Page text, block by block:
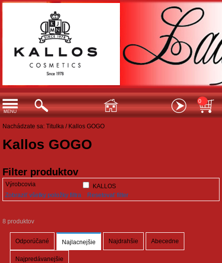
0
Nachádzate sa: Titulka / Kallos GOGO
Kallos GOGO
Filter produktov
Výrobcovia
KALLOS
Zobraziť všetky položky filtra
Resetovať filter
8 produktov
Odporúčané Najlacnejšie Najdrahšie Abecedne
Najpredávanejšie